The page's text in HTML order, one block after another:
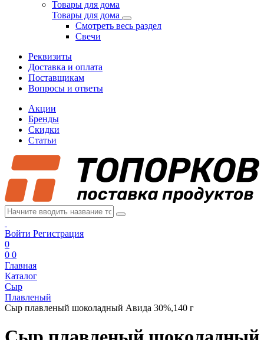
Товары для дома
Товары для дома
Смотреть весь раздел
Свечи
Реквизиты
Доставка и оплата
Поставщикам
Вопросы и ответы
Акции
Бренды
Скидки
Статьи
Войти Регистрация
0
0 0
Главная
Каталог
Сыр
Плавленый
Сыр плавленый шоколадный Авида 30%,140 г